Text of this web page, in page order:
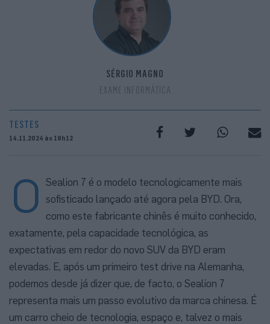
SÉRGIO MAGNO
EXAME INFORMÁTICA
TESTES
14.11.2024 às 19h12
O Sealion 7 é o modelo tecnologicamente mais
sofisticado lançado até agora pela BYD. Ora,
como este fabricante chinês é muito conhecido,
exatamente, pela capacidade tecnológica, as
expectativas em redor do novo SUV da BYD eram
elevadas. E, após um primeiro test drive na Alemanha,
podemos desde já dizer que, de facto, o Sealion 7
representa mais um passo evolutivo da marca chinesa. É
um carro cheio de tecnologia, espaço e, talvez o mais